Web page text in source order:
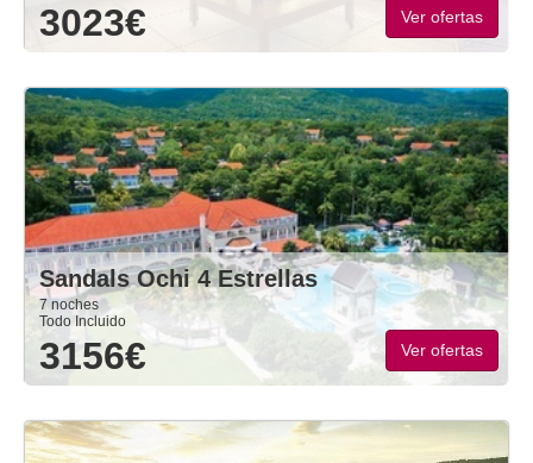
3023€ Ver ofertas
Sandals Ochi 4 Estrellas
7 noches
Todo Incluido
3156€ Ver ofertas